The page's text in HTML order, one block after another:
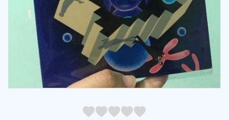
45
4
35
3
25
2
15
1
05